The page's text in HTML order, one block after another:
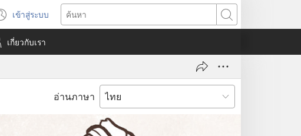
เข้าสู่ระบบ
(เปิด
หน้าต่าง
ใหม่)
ค้นหา
เกี่ยว​กับ​เรา
อ่านภาษา